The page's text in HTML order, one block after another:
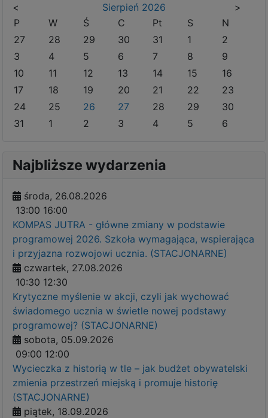
< Sierpień 2026
>
P
W Ś C Pt S
N
27
28 29 30 31 1
2
3
4 5 6 7 8
9
10
11 12 13 14 15
16
17
18 19 20 21 22
23
24
25 26 27 28 29
30
31
1 2 3 4 5 6
Najbliższe wydarzenia
środa, 26.08.2026
13:00 16:00
KOMPAS JUTRA - główne zmiany w podstawie
programowej 2026. Szkoła wymagająca, wspierająca
i przyjazna rozwojowi ucznia. (STACJONARNE)
czwartek, 27.08.2026
10:30 12:30
Krytyczne myślenie w akcji, czyli jak wychować
świadomego ucznia w świetle nowej podstawy
programowej? (STACJONARNE)
sobota, 05.09.2026
09:00 12:00
Wycieczka z historią w tle – jak budżet obywatelski
zmienia przestrzeń miejską i promuje historię
(STACJONARNE)
piątek, 18.09.2026